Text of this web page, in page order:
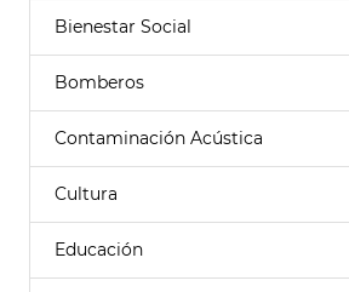
Bienestar Social
Bomberos
Contaminación Acústica
Cultura
Educación